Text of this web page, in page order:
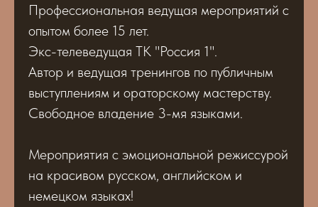
Профессиональная ведущая мероприятий с
опытом более 15 лет.
Экс-телеведущая ТК "Россия 1".
Автор и ведущая тренингов по публичным
выступлениям и ораторскому мастерству.
Свободное владение 3-мя языками.
Мероприятия с эмоциональной режиссурой
на красивом русском, английском и
немецком языках!